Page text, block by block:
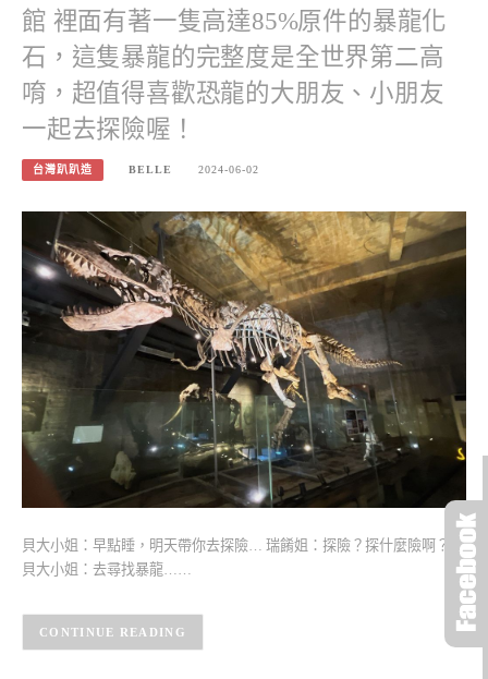
館 裡面有著一隻高達85%原件的暴龍化
石，這隻暴龍的完整度是全世界第二高
唷，超值得喜歡恐龍的大朋友、小朋友
一起去探險喔！
台灣趴趴造 BELLE 2024-06-02
貝大小姐：早點睡，明天帶你去探險… 瑞餚姐：探險？探什麼險啊？
貝大小姐：去尋找暴龍……
CONTINUE READING